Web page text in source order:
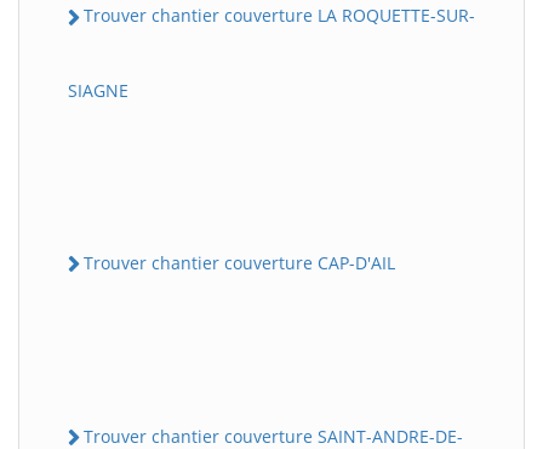
Trouver chantier couverture LA ROQUETTE-SUR-
SIAGNE
Trouver chantier couverture CAP-D'AIL
Trouver chantier couverture SAINT-ANDRE-DE-